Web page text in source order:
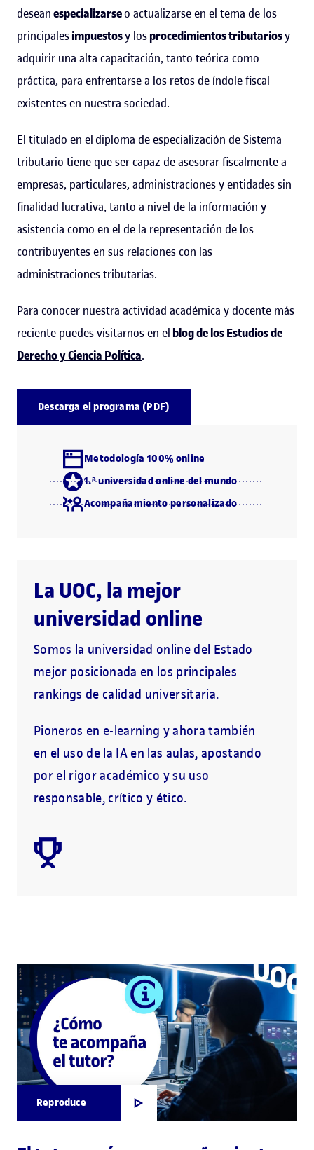
deseanespecializarseo actualizarse en el tema de los
principalesimpuestosy losprocedimientos tributariosy
adquirir una alta capacitación, tanto teórica como
práctica, para enfrentarse a los retos de índole fiscal
existentes en nuestra sociedad.
El titulado en el diploma de especialización de Sistema
tributario tiene que ser capaz de asesorar fiscalmente a
empresas, particulares, administraciones y entidades sin
finalidad lucrativa, tanto a nivel de la información y
asistencia como en el de la representación de los
contribuyentes en sus relaciones con las
administraciones tributarias.
Para conocer nuestra actividad académica y docente más
reciente puedes visitarnos en el blog de los Estudios de
Derecho y Ciencia Política.
Descarga el programa (PDF)
Metodología 100% online
1.ª universidad online del mundo
Acompañamiento personalizado
La UOC, la mejor
universidad online
Somos la universidad online del Estado
mejor posicionada en los principales
rankings de calidad universitaria.
Pioneros en e-learning y ahora también
en el uso de la IA en las aulas, apostando
por el rigor académico y su uso
responsable, crítico y ético.
Reproduce